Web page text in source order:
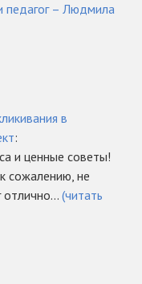
педагог – Людмила
в
:
и ценные советы!
сожалению, не
отлично... (читать